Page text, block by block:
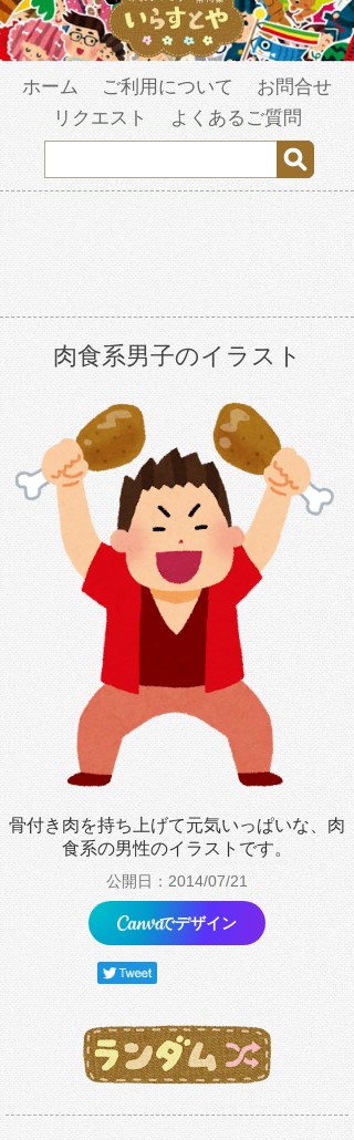
ホーム ご利用について
お問合せ
リクエスト
よくあるご質問
肉食系男子のイラスト
骨付き肉を持ち上げて元気いっぱいな、肉
食系の男性のイラストです。
公開日：2014/07/21
でデザイン